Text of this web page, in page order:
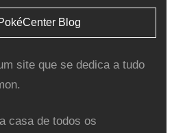
Blog
site que se dedica a tudo
casa de todos os